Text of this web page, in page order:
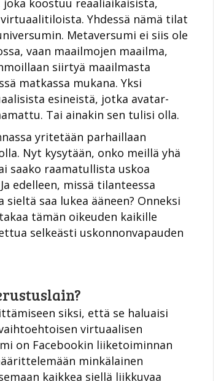
koostuu reaaliaikaisista,
Yhdessä nämä tilat
Metaversumi ei siis ole
vaan maailmojen maailma,
siirtyä maailmasta
matkassa mukana. Yksi
esineistä, jotka avatar-
Tai ainakin sen tulisi olla.
yritetään parhaillaan
Nyt kysytään, onko meillä yhä
saako raamatullista uskoa
edelleen, missä tilanteessa
saa lukea ääneen? Onneksi
tämän oikeuden kaikille
selkeästi uskonnonvapauden
siksi, että se haluaisi
virtuaalisen
on Facebookin liiketoiminnan
minkälainen
kaikkea siellä liikkuvaa